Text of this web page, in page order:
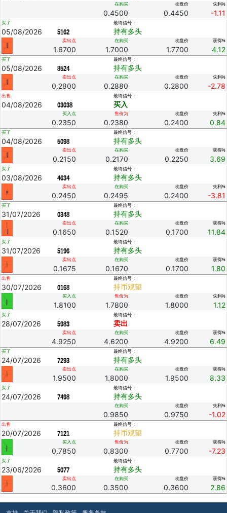
在购买
0.4500
收盘价
0.4450
失利%
-1.11
买了
05/08/2026 5162
最终信号：
持有多头
卖出点
1.6700
在购买
1.7000
收盘价
1.7700
获得%
4.12
买了
05/08/2026 8524
最终信号：
持有多头
卖出点
0.2800
在购买
0.2880
收盘价
0.2800
失利%
-2.78
出售
04/08/2026 03038
最终信号：
买入
买入点
0.2350
售价为
0.2380
收盘价
0.2400
失利%
0.84
买了
04/08/2026 5098
最终信号：
持有多头
卖出点
0.2150
在购买
0.2170
收盘价
0.2250
获得%
3.69
买了
03/08/2026 4634
最终信号：
持有多头
卖出点
0.2450
在购买
0.2495
收盘价
0.2400
失利%
-3.81
买了
31/07/2026 0348
最终信号：
持有多头
卖出点
0.1650
在购买
0.1520
收盘价
0.1700
获得%
11.84
买了
31/07/2026 5196
最终信号：
持有多头
卖出点
0.1675
在购买
0.1670
收盘价
0.1700
获得%
1.80
出售
30/07/2026 0168
最终信号：
持币观望
买入点
1.8100
售价为
1.7800
收盘价
1.8000
失利%
1.12
买了
28/07/2026 5983
最终信号：
卖出
卖出点
4.9250
在购买
4.6200
收盘价
4.9200
获得%
6.49
买了
24/07/2026 7293
最终信号：
持有多头
卖出点
1.9500
在购买
1.8000
收盘价
1.9500
获得%
8.33
买了
24/07/2026 7498
最终信号：
持有多头
在购买
0.9850
收盘价
0.9750
失利%
-1.02
出售
20/07/2026 7121
最终信号：
持币观望
买入点
0.7850
售价为
0.8300
收盘价
0.7700
获得%
-7.23
买了
23/06/2026 5077
最终信号：
持有多头
卖出点
0.3600
在购买
0.3500
收盘价
0.3600
获得%
2.86